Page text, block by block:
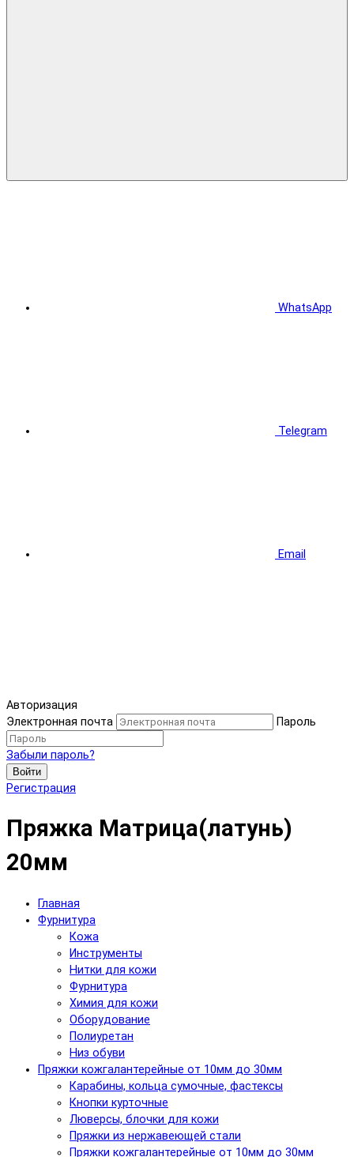
WhatsApp
Telegram
Email
Авторизация
Электронная почта
Пароль
Забыли пароль?
Войти
Регистрация
Пряжка Матрица(латунь)
20мм
Главная
Фурнитура
Кожа
Инструменты
Нитки для кожи
Фурнитура
Химия для кожи
Оборудование
Полиуретан
Низ обуви
Пряжки кожгалантерейные от 10мм до 30мм
Карабины, кольца сумочные, фастексы
Кнопки курточные
Люверсы, блочки для кожи
Пряжки из нержавеющей стали
Пряжки кожгалантерейные от 10мм до 30мм